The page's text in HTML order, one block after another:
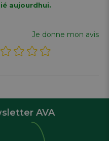
aujourdhui.
Je donne mon avis
AVA